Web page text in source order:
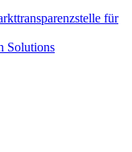
für
Solutions